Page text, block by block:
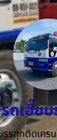
รถเฮี๊ย
รทุกติดเครน